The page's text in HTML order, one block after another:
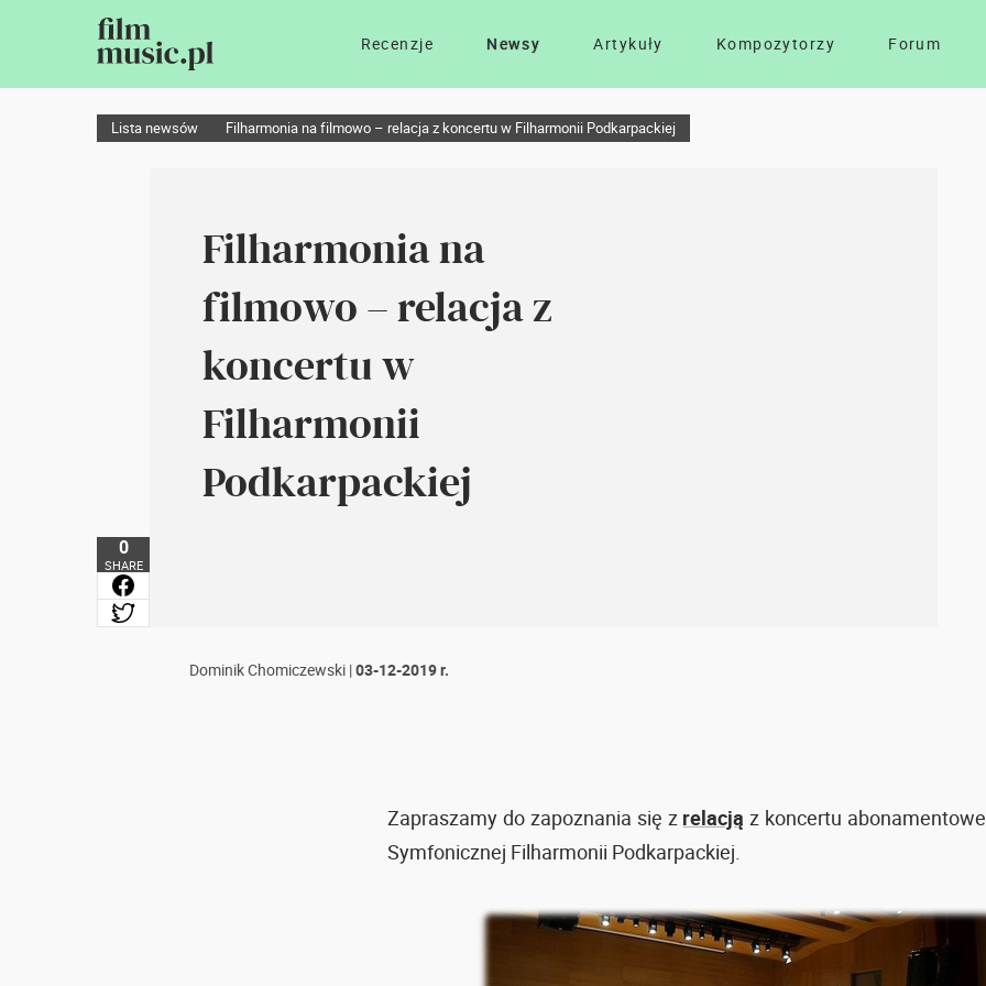
Recenzje Newsy Artykuły Kompozytorzy Forum
Lista newsów Filharmonia na filmowo – relacja z koncertu w Filharmonii Podkarpackiej
Filharmonia na
filmowo – relacja z
koncertu w
Filharmonii
Podkarpackiej
0
SHARE
Dominik Chomiczewski |03-12-2019 r.
Zapraszamy do zapoznania się z relacją z koncertu
Symfonicznej Filharmonii Podkarpackiej.